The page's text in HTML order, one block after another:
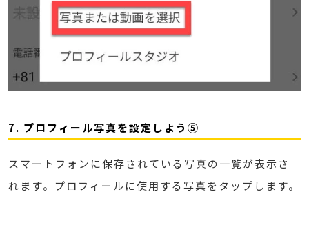
7. プロフィール写真を設定しよう⑤
スマートフォンに保存されている写真の一覧が表示さ
れます。プロフィールに使用する写真をタップします。